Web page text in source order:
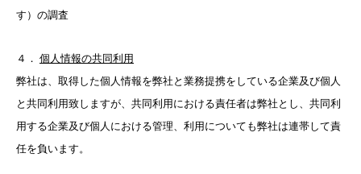
す）の調査
４． 個人情報の共同利用
弊社は、取得した個人情報を弊社と業務提携をしている企業及び個人
と共同利用致しますが、共同利用における責任者は弊社とし、共同利
用する企業及び個人における管理、利用についても弊社は連帯して責
任を負います。